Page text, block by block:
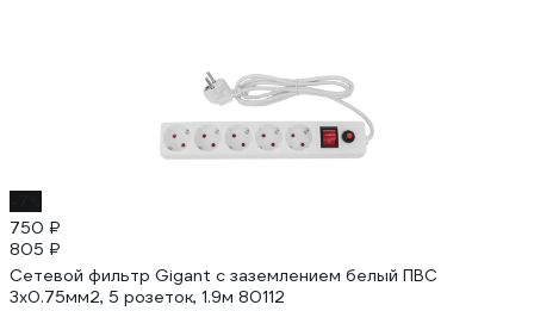
750 ₽
805 ₽
Сетевой фильтр Gigant с заземлением белый ПВС
3x0.75мм2, 5 розеток, 1.9м 80112